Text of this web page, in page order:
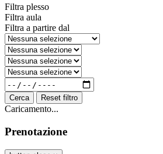
Filtra plesso
Filtra aula
Filtra a partire dal
Cerca Reset filtro
Caricamento...
Prenotazione